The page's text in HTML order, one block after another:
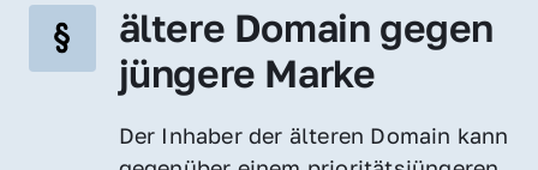
ältere Domain gegen
jüngere Marke
Der Inhaber der älteren Domain kann